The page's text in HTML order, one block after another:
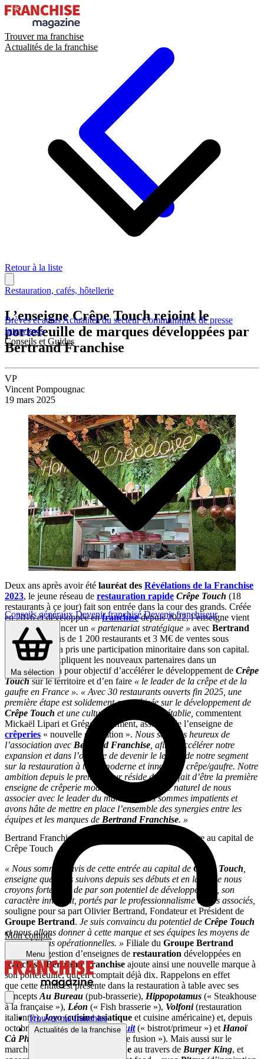
Trouver ma franchise
Actualités de la franchise
Brèves et actusActualités du secteurCommuniqués de presse
Interviews
Conseils et Guides
Conseils générauxDevenir franchiséDevenir franchiseur
Ma sélection
Mon compte
Menu
Trouver ma franchise
Actualités de la franchise
Retour à la liste
Restauration, cafés, hôtellerie
L’enseigne Crêpe Touch rejoint le
portefeuille de marques développées par
Bertrand Franchise
VP
Vincent Pompougnac
19 mars 2025
Deux ans après avoir été lauréat des Révélations de la Franchise
2023, le jeune réseau de restauration rapide Crêpe Touch (18
restaurants à ce jour) fait son entrée dans la cour des grands. Créée
en 2016 et développée enfranchisedepuis 2022, l’enseigne vient
en effet d’annoncer un « partenariat stratégique » avec Bertrand
Franchise(plus de 1 200 restaurants et 3 M€ de ventes sous
enseigne), qui a pris une participation minoritaire dans son capital.
L’opération, expliquent les nouveaux partenaires dans un
communiqué, a pour objectif d’accélérer le développement de Crêpe
Touchsur le territoire et d’en faire « le leader de la crêpe et de la
gaufre en France ». « Avec 30 restaurants ouverts fin 2025, une
première étape est solidement concrétisée sur le développement de
Crêpe Touch et une culture bien établie, commentent
Mickaël Lipari et Grégory Clément, associés de l’enseigne de
crêperies « nouvelle génération ». Nous sommes heureux de
l’association avec Bertrand Franchise , afin d’accélérer notre
expansion et dans l’optique de devenir le leader de notre segment
sur la restauration à table moderne et innovante crêpe/gaufre. Notre
ambition depuis le premier jour réside dans le fait d’être la première
enseigne de crêperie moderne et il était donc naturel de nous
associer avec le leader du marché. Nous sommes impatients et
avons hâte de mettre en place l’ensemble des synergies entre les
équipes et les marques de Bertrand Franchise. »
Bertrand Franchise a pris une participation minoritaire au capital de
Crêpe Touch
« Nous sommes ravis de cette entrée au capital de Crêpe Touch
enseigne que nous suivons depuis ses débuts et en laquelle nous
croyons fortement de par son potentiel de développement, son
caractère innovant, portés par le professionnalisme de ses associés,
souligne pour sa part Olivier Bertrand, Fondateur et Président de
Groupe Bertrand. Je suis convaincu du potentiel de Crêpe Touch
et nous allons donner à cette marque et ses équipes les moyens de
ses ambitions opérationnelles. » Filiale du Groupe Bertrand
dédiée à la gestion d’enseignes de restauration développées en
franchise,Bertrand Franchise ajoute ainsi une nouvelle marque à
son portefeuille, qui en comptait déjà dix. Rappelons en effet
que cette entité est présente dans la restauration à table avec ses
concepts Au Bureau (pub-brasserie), Hippopotamus (« Steakhouse
à la française »), Léon (« Fish brasserie »), Volfoni(restauration
italienne),Joyo(cuisine asiatique et cuisine américaine) et, depuis
octobre 2024,Le Paradis du Fruit(« bistrot/primeur ») et Hanoï
Cà Phé
(« brasserie vietnamienne fusion »). Mais aussi sur le
marché de la
restauration rapide au travers de Burger King, et